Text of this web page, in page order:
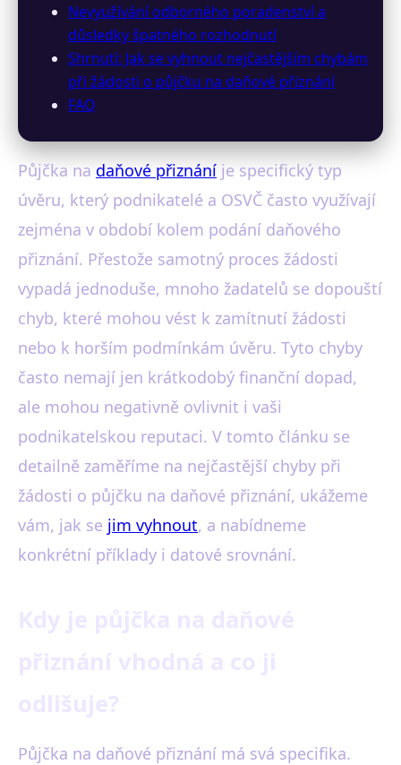
Nevyužívání odborného poradenství a
důsledky špatného rozhodnutí
Shrnutí: Jak se vyhnout nejčastějším chybám
při žádosti o půjčku na daňové přiznání
FAQ
Půjčka na daňové přiznání je specifický typ
úvěru, který podnikatelé a OSVČ často využívají
zejména v období kolem podání daňového
přiznání. Přestože samotný proces žádosti
vypadá jednoduše, mnoho žadatelů se dopouští
chyb, které mohou vést k zamítnutí žádosti
nebo k horším podmínkám úvěru. Tyto chyby
často nemají jen krátkodobý finanční dopad,
ale mohou negativně ovlivnit i vaši
podnikatelskou reputaci. V tomto článku se
detailně zaměříme na nejčastější chyby při
žádosti o půjčku na daňové přiznání, ukážeme
vám, jak se jim vyhnout, a nabídneme
konkrétní příklady i datové srovnání.
Půjčka na daňové přiznání má svá specifika.